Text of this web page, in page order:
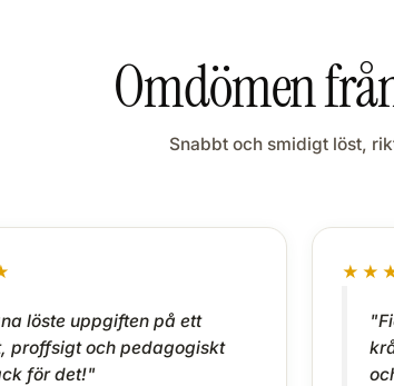
Omdömen
Snabbt och smidigt löst,
löste uppgiften på ett
proffsigt och pedagogiskt
för det!"